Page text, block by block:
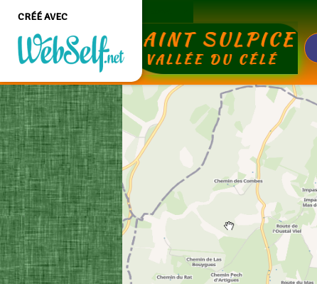
CRÉÉ AVEC
Créer un site web de
qualité professionnelle
et personnalisable sans
aucune connaissance en
programmation
COMMENCEZ